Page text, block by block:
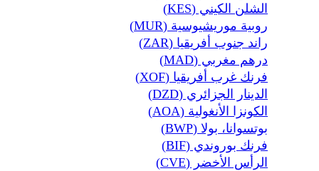
الشلن الكيني (KES)
روبية موريشيوسية (MUR)
راند جنوب أفريقيا (ZAR)
درهم مغربي (MAD)
فرنك غرب أفريقيا (XOF)
الدينار الجزائري (DZD)
الكونزا الأنغولية (AOA)
بوتسوانا، بولا (BWP)
فرنك بوروندي (BIF)
الرأس الأخضر (CVE)